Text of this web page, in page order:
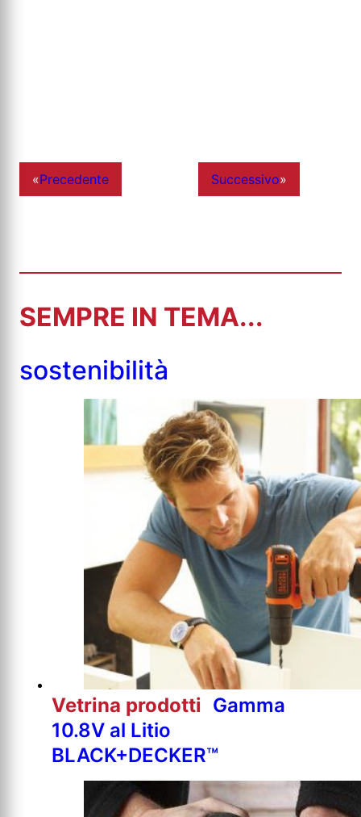
«Precedente Successivo»
SEMPRE IN TEMA...
sostenibilità
Vetrina prodotti Gamma
10.8V al Litio
BLACK+DECKER™